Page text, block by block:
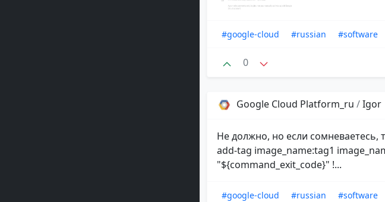
#google-cloud #russian #software
0
Google Cloud Platform_ru /Igor
Не должно, но если сомневаетесь,
add-tag image_name:tag1
"${command_exit_code}" !...
#google-cloud #russian #software